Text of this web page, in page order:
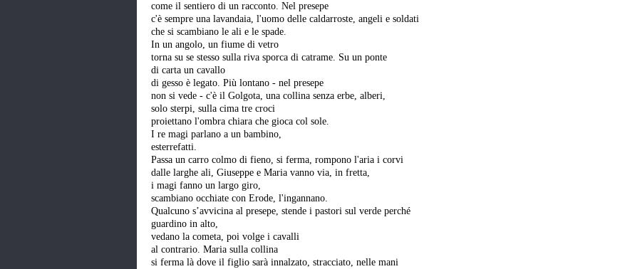
come il sentiero di un racconto. Nel presepe
c'è sempre una lavandaia, l'uomo delle caldarroste, angeli e soldati
che si scambiano le ali e le spade.
In un angolo, un fiume di vetro
torna su se stesso sulla riva sporca di catrame. Su un ponte
di carta un cavallo
di gesso è legato. Più lontano - nel presepe
non si vede - c'è il Golgota, una collina senza erbe, alberi,
solo sterpi, sulla cima tre croci
proiettano l'ombra chiara che gioca col sole.
I re magi parlano a un bambino,
esterrefatti.
Passa un carro colmo di fieno, si ferma, rompono l'aria i corvi
dalle larghe ali, Giuseppe e Maria vanno via, in fretta,
i magi fanno un largo giro,
scambiano occhiate con Erode, l'ingannano.
Qualcuno s’avvicina al presepe, stende i pastori sul verde perché
guardino in alto,
vedano la cometa, poi volge i cavalli
al contrario. Maria sulla collina
si ferma là dove il figlio sarà innalzato, stracciato, nelle mani